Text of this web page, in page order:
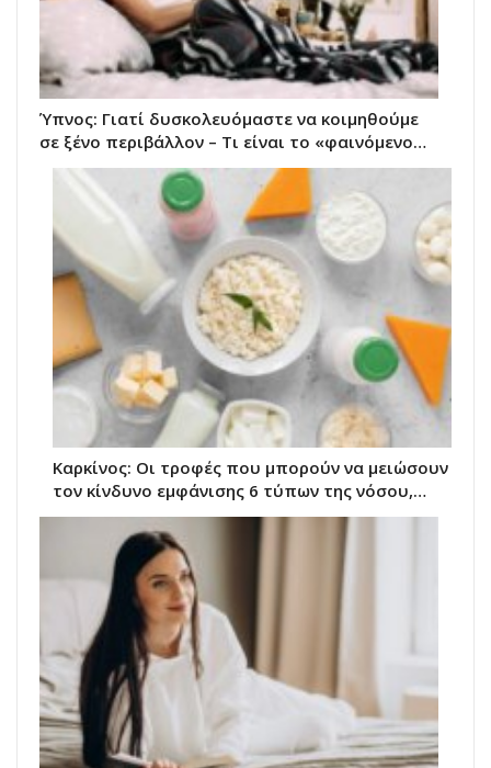
Ύπνος: Γιατί δυσκολευόμαστε να κοιμηθούμε
σε ξένο περιβάλλον – Τι είναι το «φαινόμενο…
Καρκίνος: Οι τροφές που μπορούν να μειώσουν
τον κίνδυνο εμφάνισης 6 τύπων της νόσου,…